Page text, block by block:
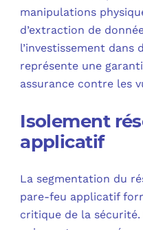
manipulations
d’extraction de
l’investissement
représente une
assurance contre les
Isolement
applicatif
La segmentation du
pare-feu applicatif
critique de la